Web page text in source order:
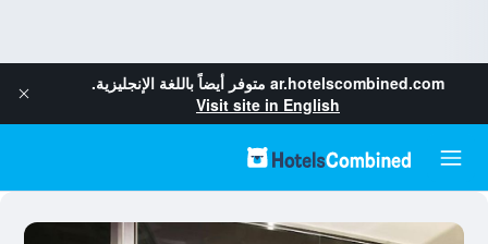
ar.hotelscombined.com متوفر أيضاً باللغة الإنجليزية.
Visit site in English